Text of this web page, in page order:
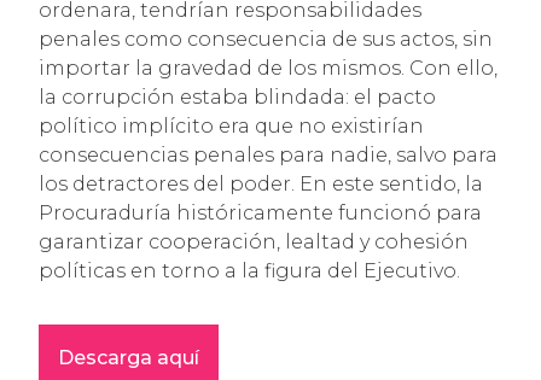
ordenara, tendrían responsabilidades
penales como consecuencia de sus actos, sin
importar la gravedad de los mismos. Con ello,
la corrupción estaba blindada: el pacto
político implícito era que no existirían
consecuencias penales para nadie, salvo para
los detractores del poder. En este sentido, la
Procuraduría históricamente funcionó para
garantizar cooperación, lealtad y cohesión
políticas en torno a la figura del Ejecutivo.
Descarga aquí